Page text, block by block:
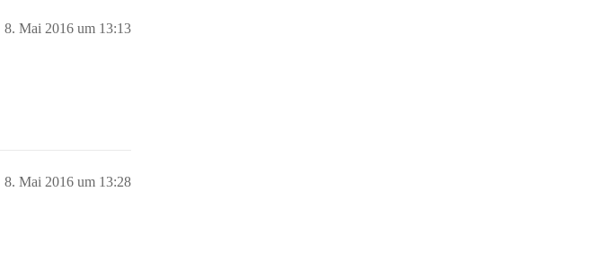
8. Mai 2016 um 13:13
8. Mai 2016 um 13:28